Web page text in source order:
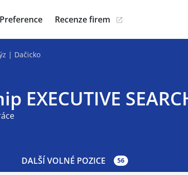
Preference Recenze firem
| Dačicko
EXECUTIVE
DALŠÍ VOLNÉ POZICE 56